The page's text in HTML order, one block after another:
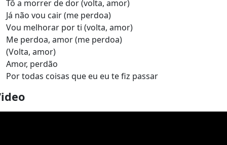
Tô a morrer de dor (volta, amor)
Já não vou cair (me perdoa)
Vou melhorar por ti (volta, amor)
Me perdoa, amor (me perdoa)
(Volta, amor)
Amor, perdão
Por todas coisas que eu eu te fiz passar